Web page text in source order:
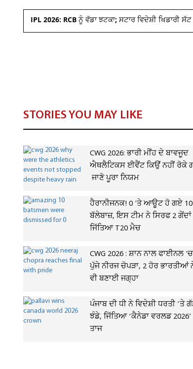
IPL 2026: RCB ਨੂੰ ਵੱਡਾ ਝਟਕਾ; ਸਟਾਰ ਵਿਦੇਸ਼ੀ ਖਿਡਾਰੀ
STORIES YOU MAY LIKE
CWG 2026: ਭਾਰੀ ਮੀਂਹ ਦੇ ਬਾਵਜੂਦ
ਐਥਲੈਟਿਕਸ ਈਵੈਂਟ ਕਿਉਂ ਨਹੀਂ ਰੋਕੇ
ਜਾਣੋ ਪੂਰਾ ਨਿਯਮ
ਹੈਰਾਨੀਜਨਕ! 0 'ਤੇ ਆਊਟ ਹੋ ਗਏ 10
ਬੱਲੇਬਾਜ਼, ਇਸ ਟੀਮ ਨੇ ਸਿਰਫ 2
ਜਿੱਤਿਆ T20 ਮੈਚ
CWG 2026 : ਸ਼ਾਨ ਨਾਲ ਫਾਈਨਲ 'ਚ
ਪੁੱਜੇ ਨੀਰਜ ਚੋਪੜਾ, 2 ਹੋਰ ਭਾਰਤੀਆਂ
ਵੀ ਬਣਾਈ ਜਗ੍ਹਾ
ਪੰਜਾਬ ਦੀ ਧੀ ਨੇ ਵਿਦੇਸ਼ੀ ਧਰਤੀ ’ਤੇ
ਝੰਡੇ, ਜਿੱਤਿਆ ‘ਕੈਨੇਡਾ ਵਰਲਡ 2026’
ਤਾਜ